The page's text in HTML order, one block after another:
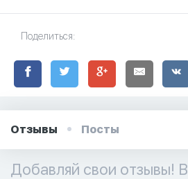
Поделиться:
Отзывы Посты
Добавляй свои отзывы! В